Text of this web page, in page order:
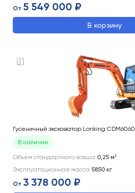
От 5 549 000 ₽
В корзину
Гусеничный экскаватор Lonking CDM6060
В наличии
Объем стандартного ковша 0,25 м³
Эксплуатационная масса 5850 кг
От 3 378 000 ₽